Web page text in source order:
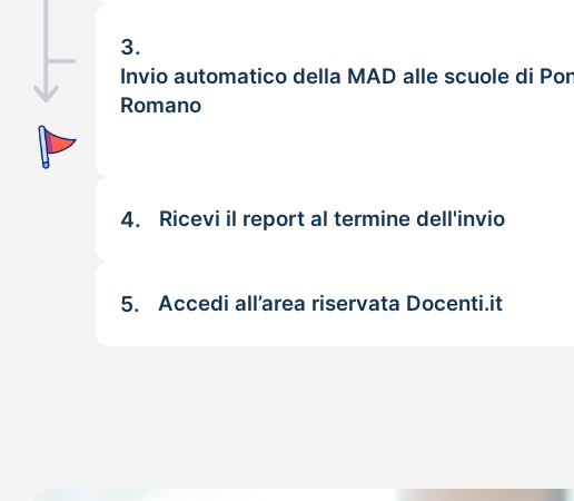
3.
Invio automatico della MAD alle scuole di
Romano
4. Ricevi il report al termine dell'invio
5. Accedi all’area riservata Docenti.it